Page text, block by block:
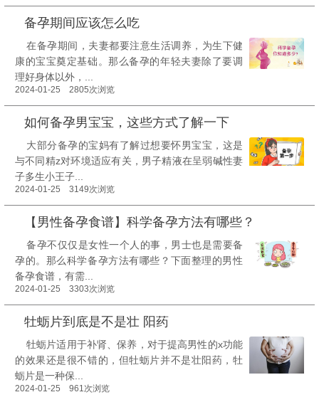
备孕期间应该怎么吃
在备孕期间，夫妻都要注意生活调养，为生下健
康的宝宝奠定基础。那么备孕的年轻夫妻除了要调
理好身体以外，...
2024-01-25 2805次浏览
如何备孕男宝宝，这些方式了解一下
大部分备孕的宝妈有了解过想要怀男宝宝，这是
与不同精z对环境适应有关，男子精液在呈弱碱性妻
子多生小王子...
2024-01-25 3149次浏览
【男性备孕食谱】科学备孕方法有哪些？
备孕不仅仅是女性一个人的事，男士也是需要备
孕的。那么科学备孕方法有哪些？下面整理的男性
备孕食谱，有需...
2024-01-25 3303次浏览
牡蛎片到底是不是壮 阳药
牡蛎片适用于补肾、保养，对于提高男性的x功能
的效果还是很不错的，但牡蛎片并不是壮阳药，牡
蛎片是一种保...
2024-01-25 961次浏览